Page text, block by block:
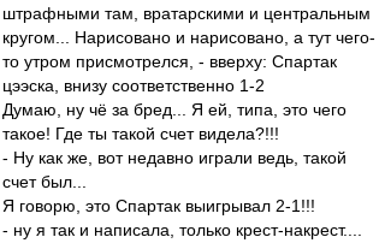
штрафными там, вратарскими и центральным
кругом... Нарисовано и нарисовано, а тут чего-
то утром присмотрелся, - вверху: Спартак
цээска, внизу соответственно 1-2
Думаю, ну чё за бред... Я ей, типа, это чего
такое! Где ты такой счет видела?!!!
- Ну как же, вот недавно играли ведь, такой
счет был...
Я говорю, это Спартак выигрывал 2-1!!!
- ну я так и написала, только крест-накрест....